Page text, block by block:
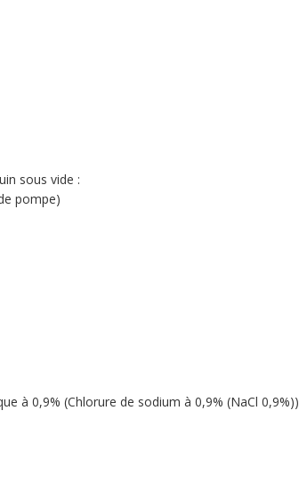
sous vide :
pompe)
à 0,9% (Chlorure de sodium à 0,9% (NaCl 0,9%))